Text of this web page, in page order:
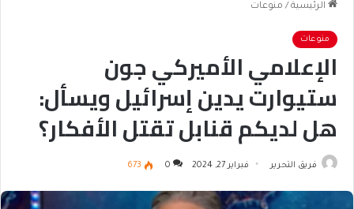
الرئيسية / منوعات
منوعات
الإعلامي الأميركي جون
ستيوارت يدين إسرائيل ويسأل:
هل لديكم قنابل تقتل الأفكار؟
فريق التحرير فبراير 27, 2024 0
673